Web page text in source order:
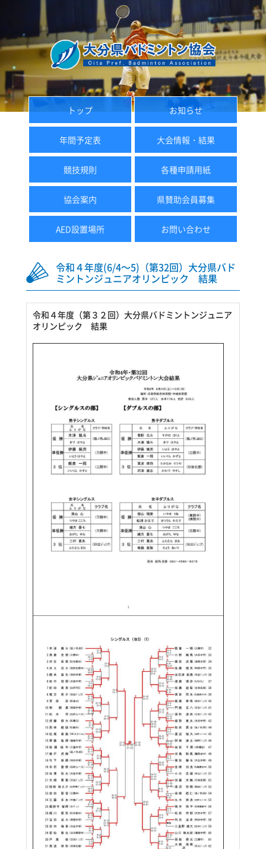
トップ お知らせ
年間予定表 大会情報・結果
競技規則 各種申請用紙
協会案内 県賛助会員募集
AED設置場所 お問い合わせ
令和４年度(6/4～5)（第32回）大分県バド
ミントンジュニアオリンピック 結果
令和４年度（第３２回）大分県バドミントンジュニア
オリンピック 結果